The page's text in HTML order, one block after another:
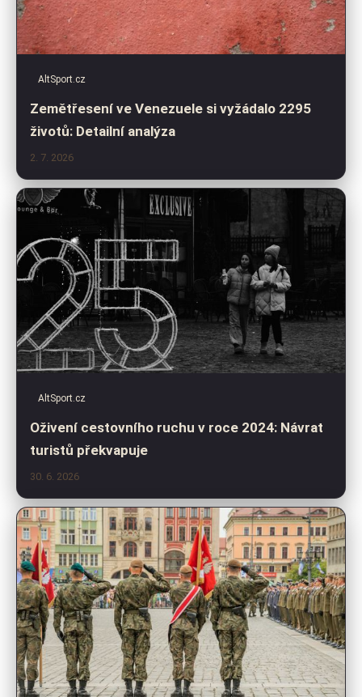
AltSport.cz
Zemětřesení ve Venezuele si vyžádalo 2295
životů: Detailní analýza
2. 7. 2026
AltSport.cz
Oživení cestovního ruchu v roce 2024: Návrat
turistů překvapuje
30. 6. 2026